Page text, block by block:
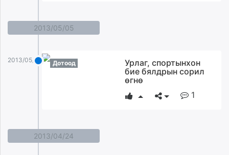
2013/05/05
2013/05/05 Дотоод
Урлаг, спортынхон
бие бялдрын сорил
өгнө
1
2013/04/24